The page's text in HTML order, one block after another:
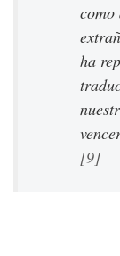
como
ha
[9]